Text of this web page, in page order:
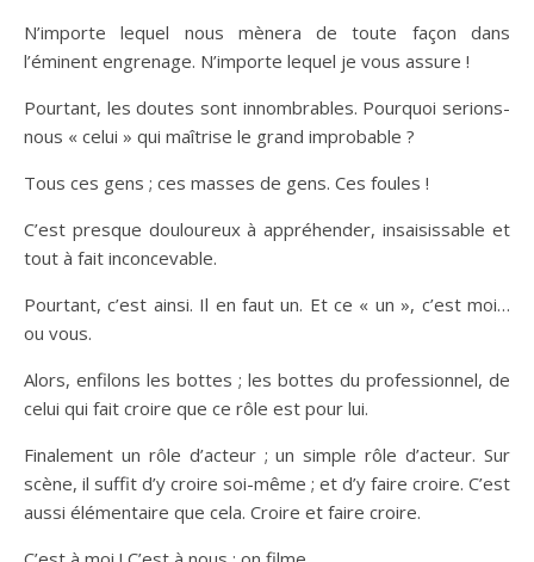
N’importe lequel nous mènera de toute façon dans
l’éminent engrenage. N’importe lequel je vous assure !
Pourtant, les doutes sont innombrables. Pourquoi serions-
nous « celui » qui maîtrise le grand improbable ?
Tous ces gens ; ces masses de gens. Ces foules !
C’est presque douloureux à appréhender, insaisissable et
tout à fait inconcevable.
Pourtant, c’est ainsi. Il en faut un. Et ce « un », c’est moi…
ou vous.
Alors, enfilons les bottes ; les bottes du professionnel, de
celui qui fait croire que ce rôle est pour lui.
Finalement un rôle d’acteur ; un simple rôle d’acteur. Sur
scène, il suffit d’y croire soi-même ; et d’y faire croire. C’est
aussi élémentaire que cela. Croire et faire croire.